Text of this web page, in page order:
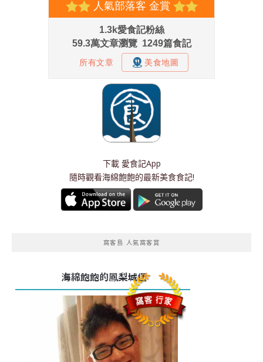
下載 愛食記App
隨時觀看海綿飽飽的最新美食食記!
窩客島 人氣窩客賞